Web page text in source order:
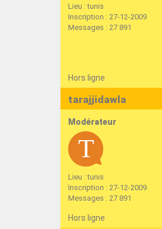
Lieu : tunis
Inscription : 27-12-2009
Messages : 27 891
Hors ligne
tarajjidawla
Modérateur
Lieu : tunis
Inscription : 27-12-2009
Messages : 27 891
Hors ligne